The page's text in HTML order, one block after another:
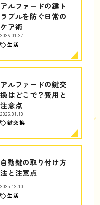
アルファードの鍵ト
ラブルを防ぐ日常の
ケア術
2026.01.27
生活
アルファードの鍵交
換はどこで？費用と
注意点
2026.01.10
鍵交換
自動鍵の取り付け方
法と注意点
2025.12.10
生活